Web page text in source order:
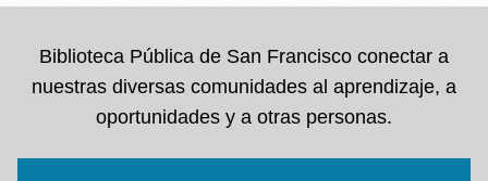
Biblioteca Pública de San Francisco conectar a
nuestras diversas comunidades al aprendizaje, a
oportunidades y a otras personas.